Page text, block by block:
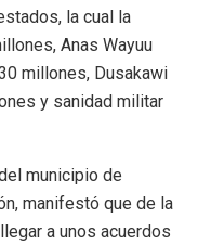
la cual la
Anas Wayuu
millones, Dusakawi
y sanidad militar
municipio de
manifestó que de la
a unos acuerdos